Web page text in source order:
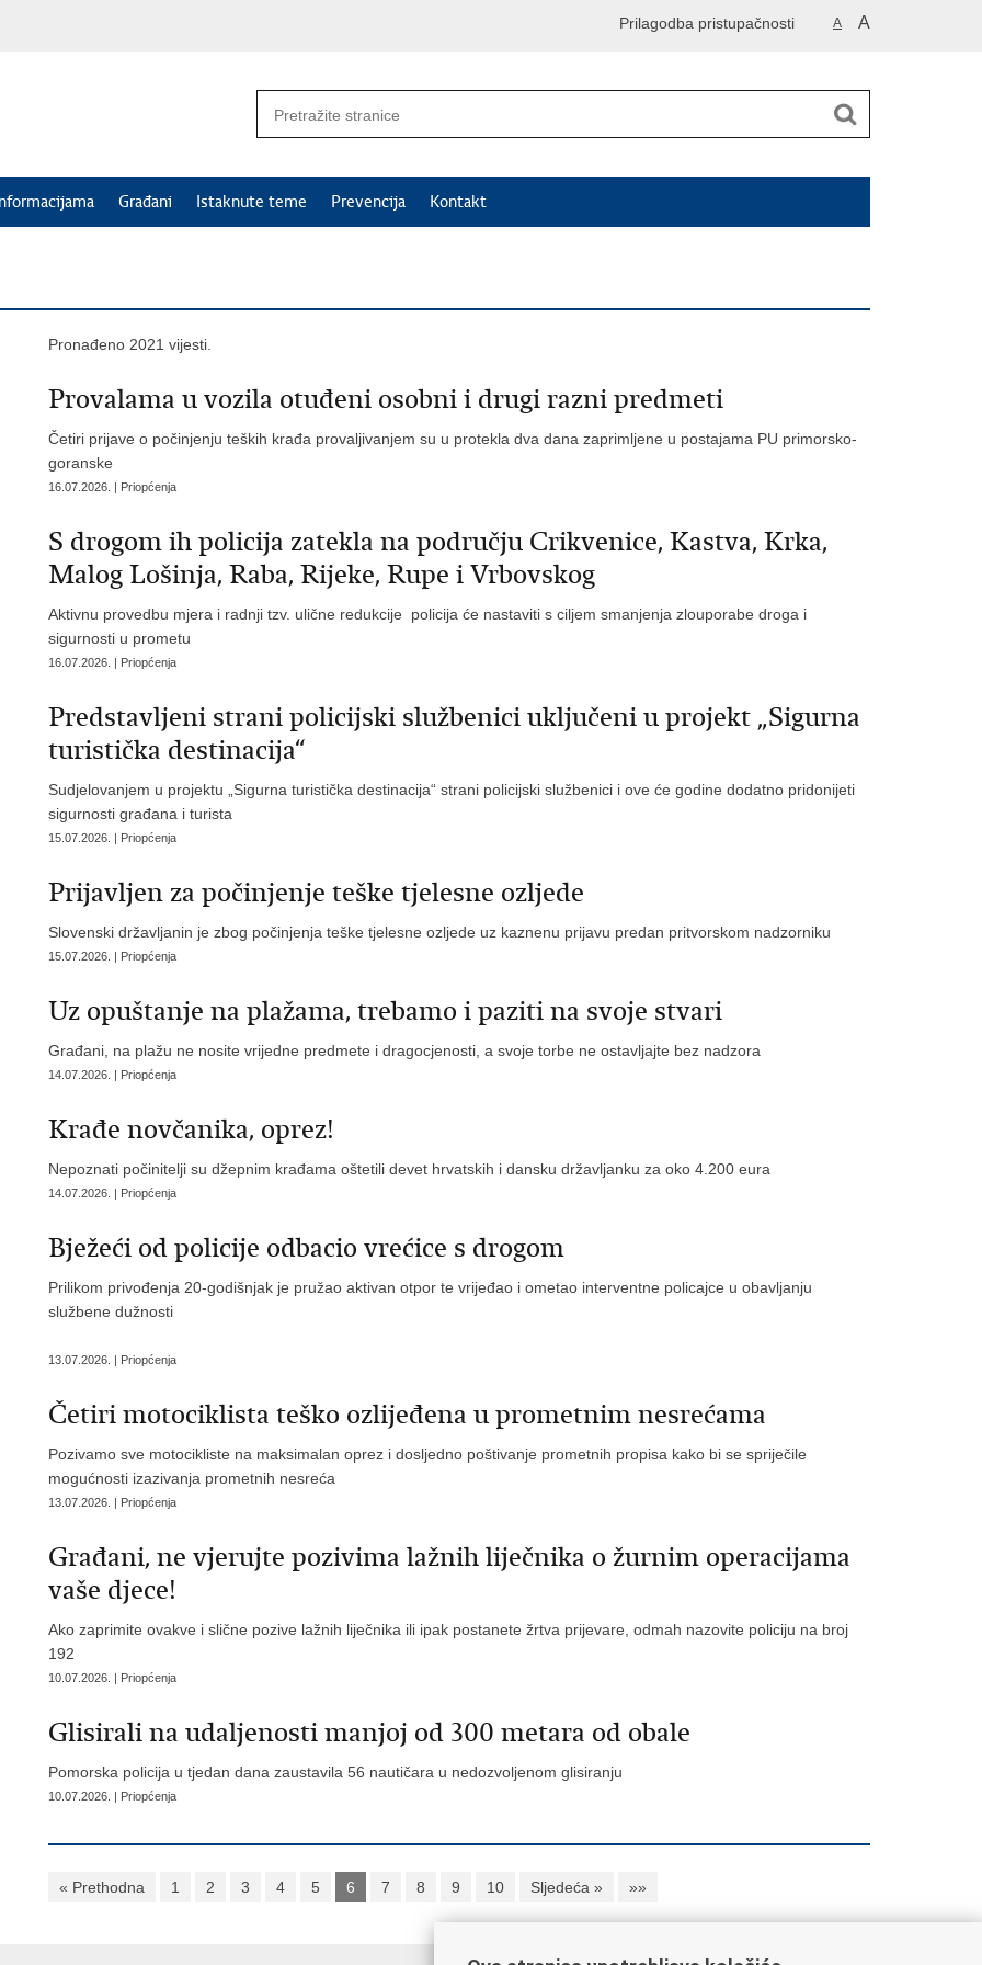
A A
Prilagodba pristupačnosti
Građani Istaknute teme Prevencija Kontakt
Pronađeno 2021 vijesti.
​Provalama u vozila otuđeni osobni i drugi razni predmeti
Četiri prijave o počinjenju teških krađa provaljivanjem su u protekla dva dana zaprimljene u postajama PU primorsko-
goranske
16.07.2026. | Priopćenja
S drogom ih policija zatekla na području Crikvenice, Kastva, Krka,
Malog Lošinja, Raba, Rijeke, Rupe i Vrbovskog
Aktivnu provedbu mjera i radnji tzv. ulične redukcije policija će nastaviti s ciljem smanjenja zlouporabe droga i
sigurnosti u prometu
16.07.2026. | Priopćenja
Predstavljeni strani policijski službenici uključeni u projekt „Sigurna
turistička destinacija“
Sudjelovanjem u projektu „Sigurna turistička destinacija“ strani policijski službenici i ove će godine dodatno pridonijeti
sigurnosti građana i turista
15.07.2026. | Priopćenja
Prijavljen za počinjenje teške tjelesne ozljede
Slovenski državljanin je zbog počinjenja teške tjelesne ozljede uz kaznenu prijavu predan pritvorskom nadzorniku
15.07.2026. | Priopćenja
Uz opuštanje na plažama, trebamo i paziti na svoje stvari
Građani, na plažu ne nosite vrijedne predmete i dragocjenosti, a svoje torbe ne ostavljajte bez nadzora
14.07.2026. | Priopćenja
Krađe novčanika, oprez!
Nepoznati počinitelji su džepnim krađama oštetili devet hrvatskih i dansku državljanku za oko 4.200 eura
14.07.2026. | Priopćenja
Bježeći od policije odbacio vrećice s drogom
Prilikom privođenja 20-godišnjak je pružao aktivan otpor te vrijeđao i ometao interventne policajce u obavljanju
službene dužnosti
13.07.2026. | Priopćenja
​Četiri motociklista teško ozlijeđena u prometnim nesrećama
Pozivamo sve motocikliste na maksimalan oprez i dosljedno poštivanje prometnih propisa kako bi se spriječile
mogućnosti izazivanja prometnih nesreća
13.07.2026. | Priopćenja
​Građani, ne vjerujte pozivima lažnih liječnika o žurnim operacijama
vaše djece!
Ako zaprimite ovakve i slične pozive lažnih liječnika ili ipak postanete žrtva prijevare, odmah nazovite policiju na broj
192
10.07.2026. | Priopćenja
​Glisirali na udaljenosti manjoj od 300 metara od obale
Pomorska policija u tjedan dana zaustavila 56 nautičara u nedozvoljenom glisiranju
10.07.2026. | Priopćenja
« Prethodna 1 2 3 4 5 6 7 8 9 10 Sljedeća » »»